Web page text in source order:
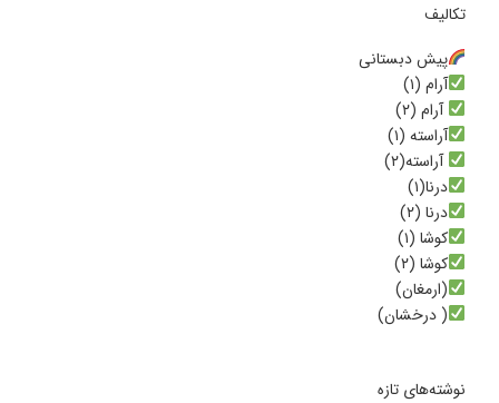
تکالیف
پیش دبستانی
آرام (۱)
آرام (۲)
آراسته (۱)
آراسته(۲)
درنا(۱)
درنا (۲)
کوشا (۱)
کوشا (۲)
(ارمغان)
( درخشان)
نوشته‌های تازه